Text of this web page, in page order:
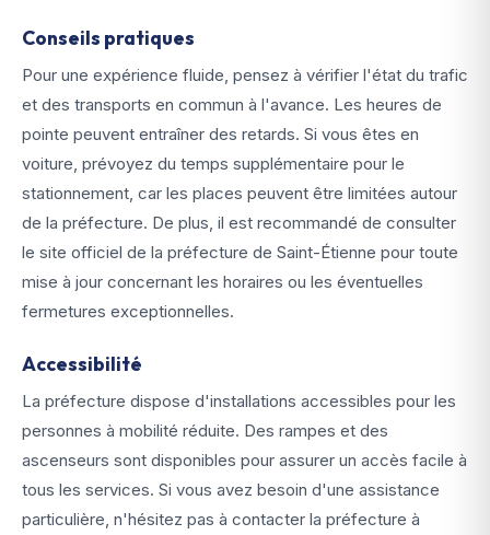
Conseils pratiques
Pour une expérience fluide, pensez à vérifier l'état du trafic
et des transports en commun à l'avance. Les heures de
pointe peuvent entraîner des retards. Si vous êtes en
voiture, prévoyez du temps supplémentaire pour le
stationnement, car les places peuvent être limitées autour
de la préfecture. De plus, il est recommandé de consulter
le site officiel de la préfecture de Saint-Étienne pour toute
mise à jour concernant les horaires ou les éventuelles
fermetures exceptionnelles.
Accessibilité
La préfecture dispose d'installations accessibles pour les
personnes à mobilité réduite. Des rampes et des
ascenseurs sont disponibles pour assurer un accès facile à
tous les services. Si vous avez besoin d'une assistance
particulière, n'hésitez pas à contacter la préfecture à